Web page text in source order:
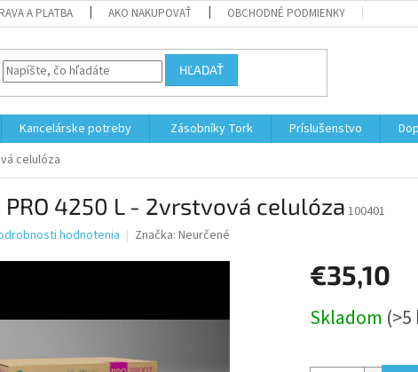
A PLATBA AKO NAKUPOVAŤ OBCHODNÉ PODMIENKY
HĽADAŤ
Kancelárske potreby Zásobníky Tork Príslušenstvo
celulóza
PRO 4250 L - 2vrstvová celulóza 100401
hodnotenia Značka: Neurčené
€35,10
cena:
Skladom (>5